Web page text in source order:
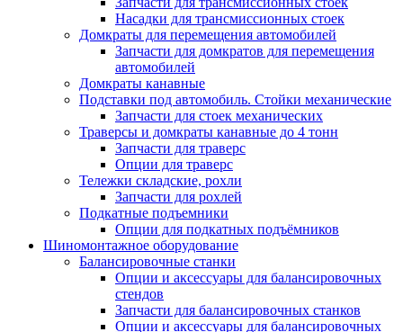
Насадки для трансмиссионных стоек
Домкраты для перемещения автомобилей
Запчасти для домкратов для перемещения
автомобилей
Домкраты канавные
Подставки под автомобиль. Стойки механические
Запчасти для стоек механических
Траверсы и домкраты канавные до 4 тонн
Запчасти для траверс
Опции для траверс
Тележки складские, рохли
Запчасти для рохлей
Подкатные подъемники
Опции для подкатных подъёмников
Шиномонтажное оборудование
Балансировочные станки
Опции и аксессуары для балансировочных
стендов
Запчасти для балансировочных станков
Опции и аксессуары для балансировочных